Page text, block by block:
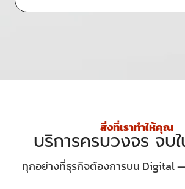
สิ่งที่เราทำให้คุณ
บริการครบวงจร จบ
ทุกอย่างที่ธุรกิจต้องการบน Digital